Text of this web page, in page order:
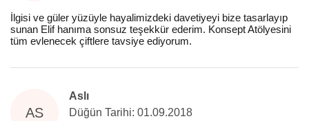
İlgisi ve güler yüzüyle hayalimizdeki davetiyeyi bize tasarlayıp
sunan Elif hanıma sonsuz teşekkür ederim. Konsept Atölyesini
tüm evlenecek çiftlere tavsiye ediyorum.
AS
Aslı
Düğün Tarihi: 01.09.2018